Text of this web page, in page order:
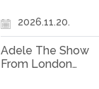
2026.11.20.
Adele The Show
From London